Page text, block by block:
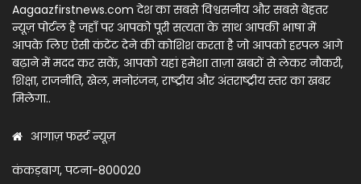
Aagaazfirstnews.com देश का सबसे विश्वसनीय और सबसे बेहतर
न्यूज़ पोर्टल है जहाँ पर आपको पूरी सत्यता के साथ आपकी भाषा में
आपके लिए ऐसी कंटेंट देने की कोशिश करता है जो आपको हरपल आगे
बढ़ाने में मदद कर सकें, आपको यहां हमेशा ताज़ा खबरों से लेकर नौकरी,
शिक्षा, राजनीति, खेल, मनोरंजन, राष्ट्रीय और अंतराष्ट्रीय स्तर का खबर
मिलेगा..
आगाज़ फर्स्ट न्यूज़
कंकड़बाग, पटना-800020